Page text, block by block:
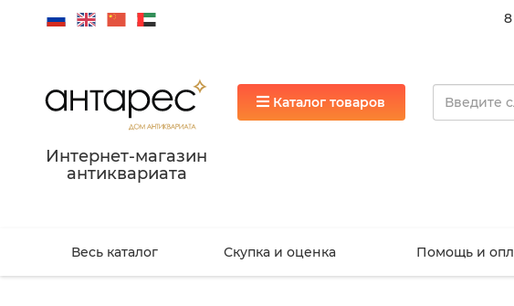
Интернет-магазин
антиквариата
Каталог товаров
Весь каталог Скупка и оценка Помощь и